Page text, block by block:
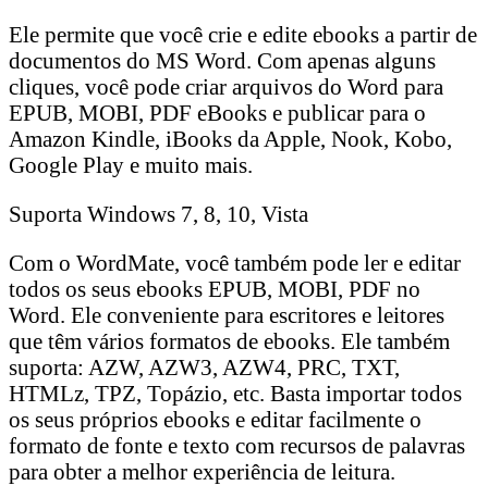
Ele permite que você crie e edite ebooks a partir de
documentos do MS Word. Com apenas alguns
cliques, você pode criar arquivos do Word para
EPUB, MOBI, PDF eBooks e publicar para o
Amazon Kindle, iBooks da Apple, Nook, Kobo,
Google Play e muito mais.
Suporta Windows 7, 8, 10, Vista
Com o WordMate, você também pode ler e editar
todos os seus ebooks EPUB, MOBI, PDF no
Word. Ele conveniente para escritores e leitores
que têm vários formatos de ebooks. Ele também
suporta: AZW, AZW3, AZW4, PRC, TXT,
HTMLz, TPZ, Topázio, etc. Basta importar todos
os seus próprios ebooks e editar facilmente o
formato de fonte e texto com recursos de palavras
para obter a melhor experiência de leitura.